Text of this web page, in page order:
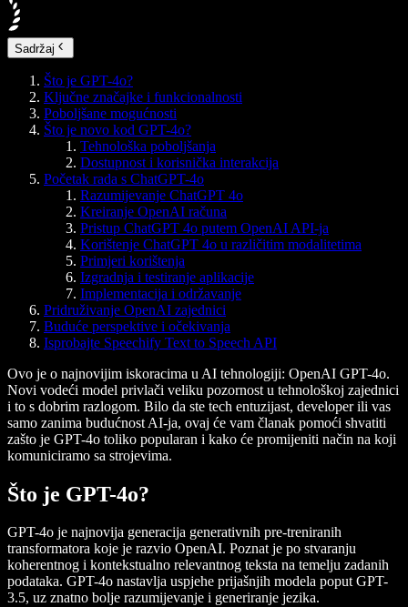
Sadržaj
Što je GPT-4o?
Ključne značajke i funkcionalnosti
Poboljšane mogućnosti
Što je novo kod GPT-4o?
Tehnološka poboljšanja
Dostupnost i korisnička interakcija
Početak rada s ChatGPT-4o
Razumijevanje ChatGPT 4o
Kreiranje OpenAI računa
Pristup ChatGPT 4o putem OpenAI API-ja
Korištenje ChatGPT 4o u različitim modalitetima
Primjeri korištenja
Izgradnja i testiranje aplikacije
Implementacija i održavanje
Pridruživanje OpenAI zajednici
Buduće perspektive i očekivanja
Isprobajte Speechify Text to Speech API
Ovo je o najnovijim iskoracima u AI tehnologiji: OpenAI GPT-4o.
Novi vodeći model privlači veliku pozornost u tehnološkoj zajednici
i to s dobrim razlogom. Bilo da ste tech entuzijast, developer ili vas
samo zanima budućnost AI-ja, ovaj će vam članak pomoći shvatiti
zašto je GPT-4o toliko popularan i kako će promijeniti način na koji
komuniciramo sa strojevima.
Što je GPT-4o?
GPT-4o je najnovija generacija generativnih pre-treniranih
transformatora koje je razvio OpenAI. Poznat je po stvaranju
koherentnog i kontekstualno relevantnog teksta na temelju zadanih
podataka. GPT-4o nastavlja uspjehe prijašnjih modela poput GPT-
3.5, uz znatno bolje razumijevanje i generiranje jezika.